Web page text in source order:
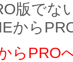
版でな
から
らPRO